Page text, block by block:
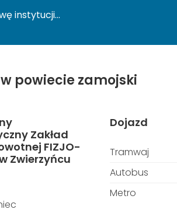
powiecie zamojski
Zakład
FIZJO-
Zwierzyńcu
Dojazd
Tramwaj
Autobus
Metro